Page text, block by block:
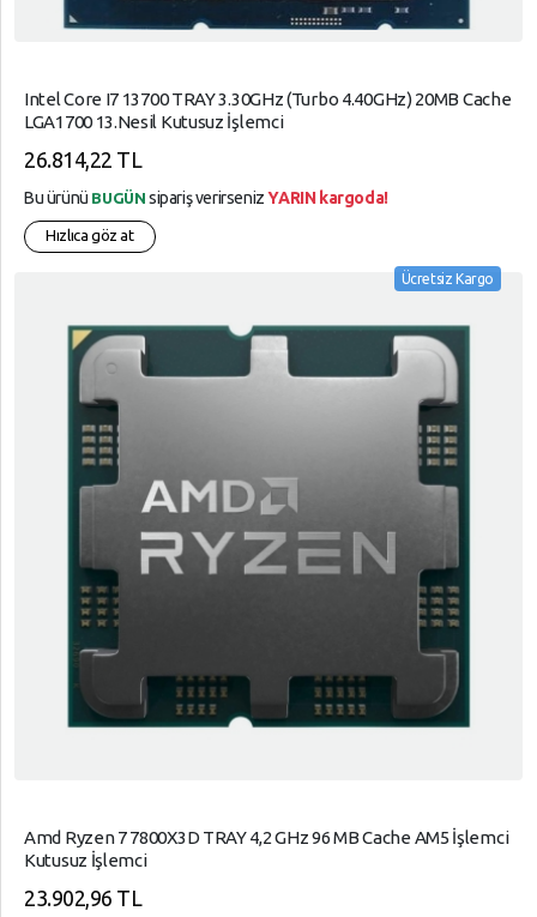
Intel Core I7 13700 TRAY 3.30GHz (Turbo 4.40GHz) 20MB Cache
LGA1700 13.Nesil Kutusuz İşlemci
26.814,22 TL
Bu ürünü BUGÜN sipariş verirsenizYARIN kargoda!
Hızlıca göz at
Ücretsiz Kargo
Amd Ryzen 7 7800X3D TRAY 4,2 GHz 96 MB Cache AM5 İşlemci
Kutusuz İşlemci
23.902,96 TL